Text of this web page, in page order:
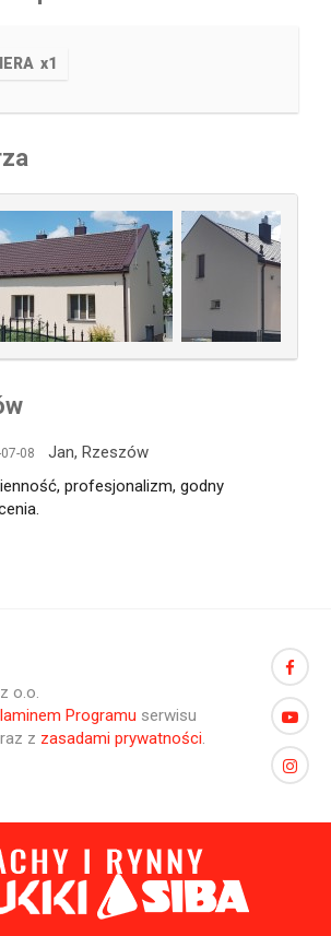
x1
08
Jan, Rzeszów
profesjonalizm, godny
o.o.
Programu serwisu
z zasadami prywatności.